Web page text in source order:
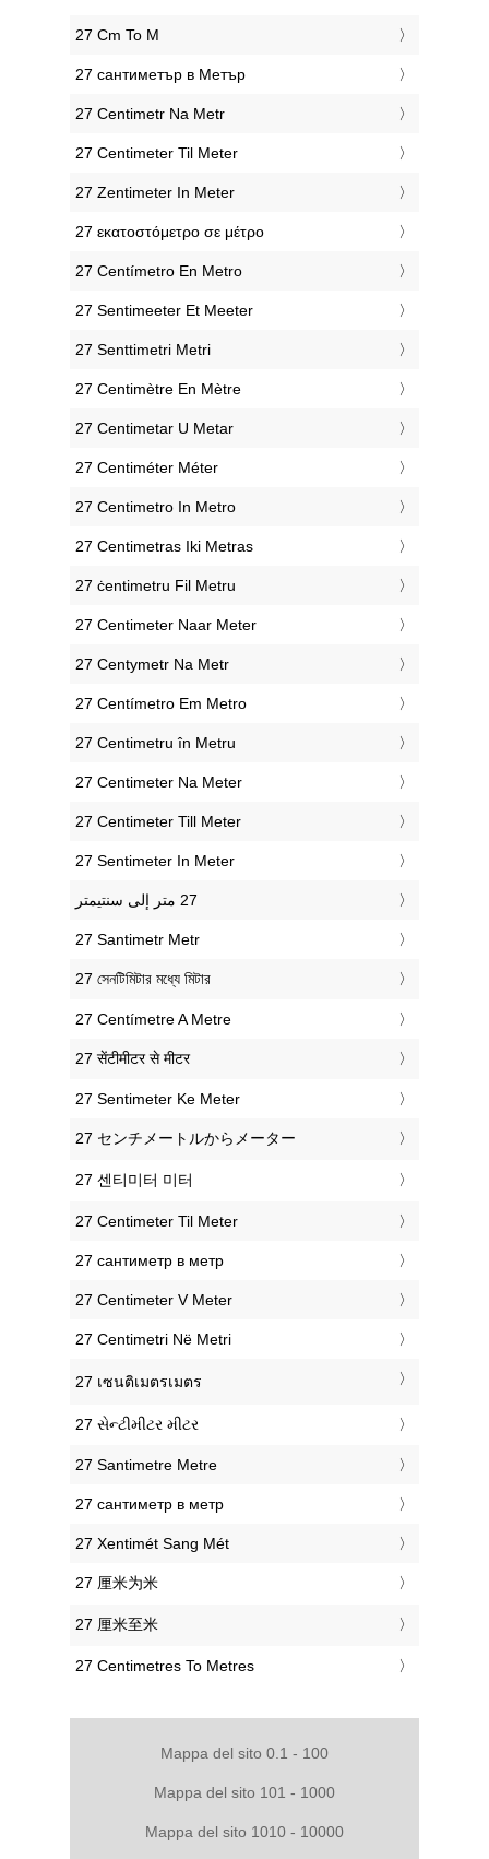
‎27 Cm To M
‎27 сантиметър в Метър
‎27 Centimetr Na Metr
‎27 Centimeter Til Meter
‎27 Zentimeter In Meter
‎27 εκατοστόμετρο σε μέτρο
‎27 Centímetro En Metro
‎27 Sentimeeter Et Meeter
‎27 Senttimetri Metri
‎27 Centimètre En Mètre
‎27 Centimetar U Metar
‎27 Centiméter Méter
‎27 Centimetro In Metro
‎27 Centimetras Iki Metras
‎27 ċentimetru Fil Metru
‎27 Centimeter Naar Meter
‎27 Centymetr Na Metr
‎27 Centímetro Em Metro
‎27 Centimetru în Metru
‎27 Centimeter Na Meter
‎27 Centimeter Till Meter
‎27 Sentimeter In Meter
‎27 Santimetr Metr
‎27 সেনটিমিটার মধ্যে মিটার
‎27 Centímetre A Metre
‎27 सेंटीमीटर से मीटर
‎27 Sentimeter Ke Meter
‎27 センチメートルからメーター
‎27 센티미터 미터
‎27 Centimeter Til Meter
‎27 сантиметр в метр
‎27 Centimeter V Meter
‎27 Centimetri Në Metri
‎27 เซนติเมตรเมตร
‎27 સેન્ટીમીટર મીટર
‎27 Santimetre Metre
‎27 сантиметр в метр
‎27 Xentimét Sang Mét
‎27 厘米为米
‎27 厘米至米
‎27 Centimetres To Metres
Mappa del sito 0.1 - 100
Mappa del sito 101 - 1000
Mappa del sito 1010 - 10000